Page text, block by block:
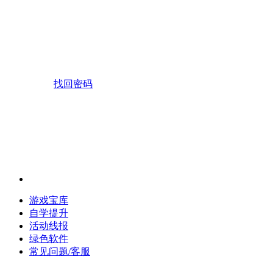
找回密码
游戏宝库
自学提升
活动线报
绿色软件
常见问题/客服